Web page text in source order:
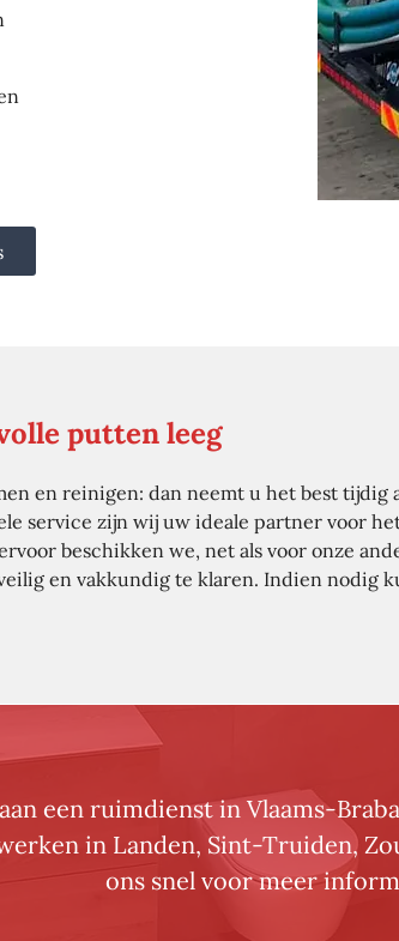
putten leeg
en reinigen: dan neemt u het best
service zijn wij uw ideale partner voor
beschikken we, net als voor onze
en vakkundig te klaren. Indien nodig
een ruimdienst in Vlaams-
in Landen, Sint-Truiden,
ons snel voor meer